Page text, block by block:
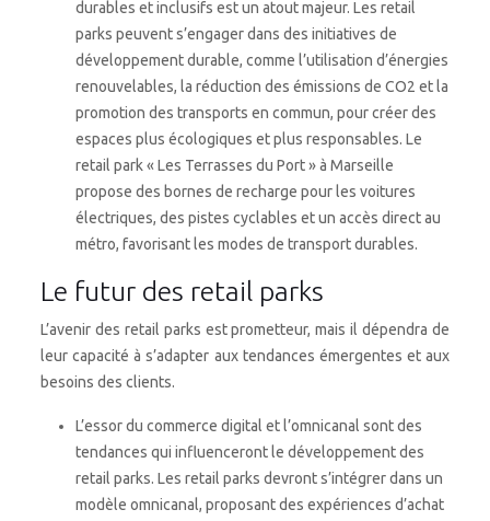
durables et inclusifs est un atout majeur. Les retail
parks peuvent s’engager dans des initiatives de
développement durable, comme l’utilisation d’énergies
renouvelables, la réduction des émissions de CO2 et la
promotion des transports en commun, pour créer des
espaces plus écologiques et plus responsables. Le
retail park « Les Terrasses du Port » à Marseille
propose des bornes de recharge pour les voitures
électriques, des pistes cyclables et un accès direct au
métro, favorisant les modes de transport durables.
Le futur des retail parks
L’avenir des retail parks est prometteur, mais il dépendra de
leur capacité à s’adapter aux tendances émergentes et aux
besoins des clients.
L’essor du commerce digital et l’omnicanal sont des
tendances qui influenceront le développement des
retail parks. Les retail parks devront s’intégrer dans un
modèle omnicanal, proposant des expériences d’achat